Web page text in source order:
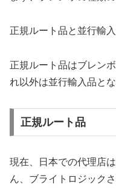
正規ルート品と並行輸入
正規ルート品はブレン
れ以外は並行輸入品とな
正規ルート品
現在、日本での代理店
ん、ブライトロジック